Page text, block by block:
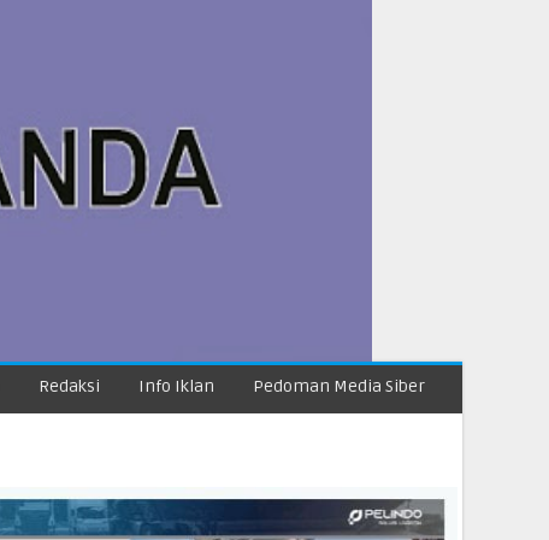
Redaksi Info Iklan Pedoman Media Siber